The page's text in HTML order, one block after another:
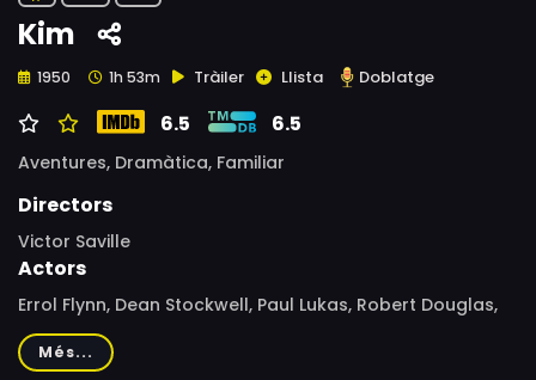
Kim
1950 1h 53m Tràiler Llista Doblatge
6.5 6.5
Aventures, Dramàtica, Familiar
Directors
Victor Saville
Actors
Errol Flynn, Dean Stockwell, Paul Lukas, Robert Douglas,
Thomas Gomez, Cecil Kellaway, Arnold Moss, Reginald
Owen, Laurette Luez, Richard Hale, Roman Toporow, Ivan
Més...